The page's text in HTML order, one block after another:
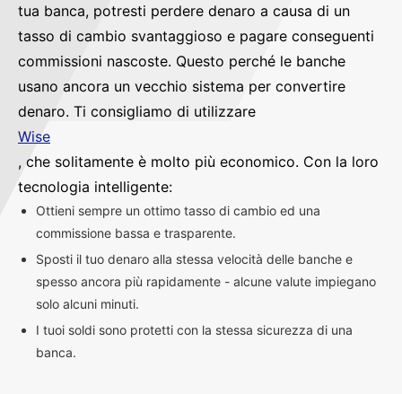
tua banca, potresti perdere denaro a causa di un
tasso di cambio svantaggioso e pagare conseguenti
commissioni nascoste. Questo perché le banche
usano ancora un vecchio sistema per convertire
denaro. Ti consigliamo di utilizzare
Wise
, che solitamente è molto più economico. Con la loro
tecnologia intelligente:
Ottieni sempre un ottimo tasso di cambio ed una
commissione bassa e trasparente.
Sposti il tuo denaro alla stessa velocità delle banche e
spesso ancora più rapidamente - alcune valute impiegano
solo alcuni minuti.
I tuoi soldi sono protetti con la stessa sicurezza di una
banca.